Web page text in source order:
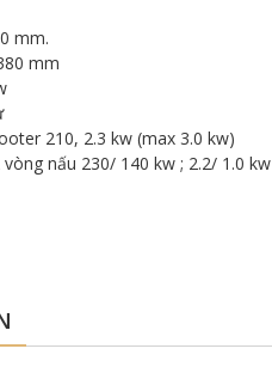
mm.
mm
210, 2.3 kw (max 3.0 kw)
nấu 230/ 140 kw ; 2.2/ 1.0 kw